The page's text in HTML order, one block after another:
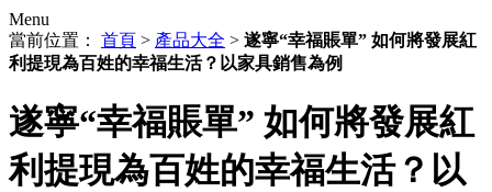
Menu
當前位置：
首頁 > 產品大全 > 遂寧“幸福賬單” 如何將發展紅
利提現為百姓的幸福生活？以家具銷售為例
遂寧“幸福賬單” 如何將發展紅
利提現為百姓的幸福生活？以